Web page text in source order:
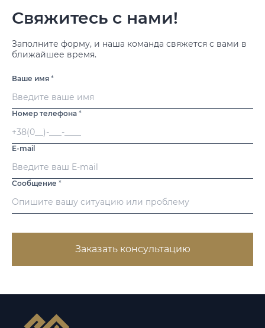
Свяжитесь с нами!
Заполните форму, и наша команда свяжется с вами в
ближайшее время.
Ваше имя *
Номер телефона *
E-mail
Сообщение *
Заказать консультацию